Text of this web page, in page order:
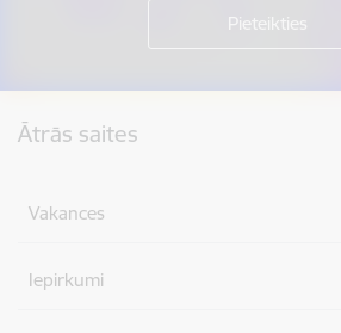
Ātrās saites
Vakances
Iepirkumi